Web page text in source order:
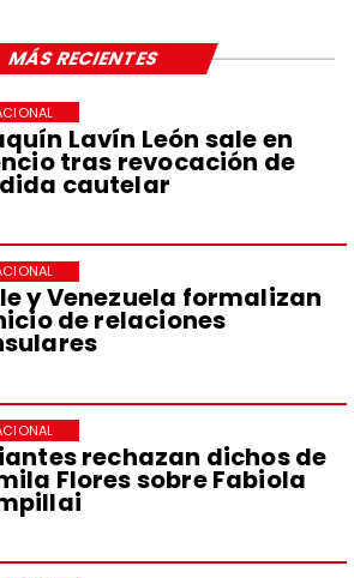
Lavín León sale en
tras revocación de
cautelar
y Venezuela formalizan
de relaciones
rechazan dichos de
Flores sobre Fabiola
MÁS RECIENTES